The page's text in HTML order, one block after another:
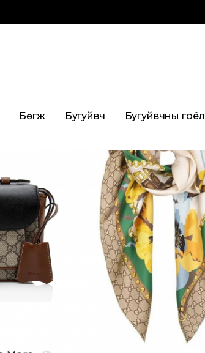
Бөгж Бугуйвч Бугуйвчны гоёл